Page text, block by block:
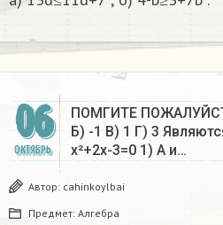
06
ОКТЯБРЬ
ПОМГИТЕ
Б) -1 В) 1 Г) 3
x²+2x-3=0 1) А и…
Автор: cahinkoylbai
Предмет: Алгебра